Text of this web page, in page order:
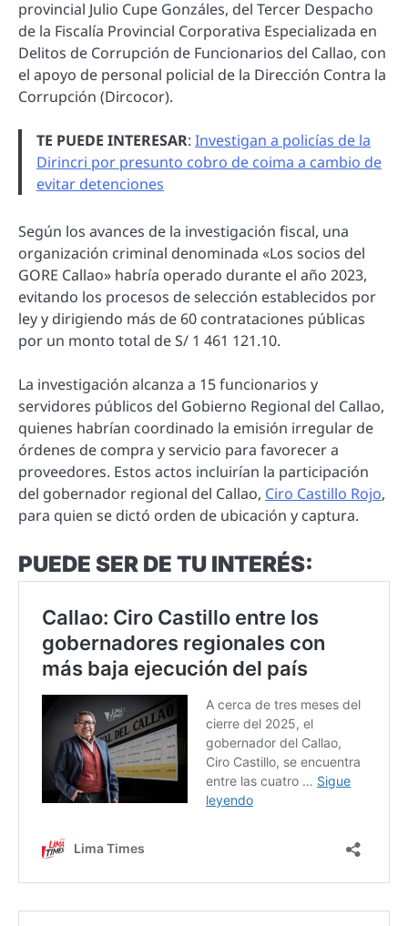
provincial Julio Cupe Gonzáles, del Tercer Despacho
de la Fiscalía Provincial Corporativa Especializada en
Delitos de Corrupción de Funcionarios del Callao, con
el apoyo de personal policial de la Dirección Contra la
Corrupción (Dircocor).
TE PUEDE INTERESAR: Investigan a policías de la
Dirincri por presunto cobro de coima a cambio de
evitar detenciones
Según los avances de la investigación fiscal, una
organización criminal denominada «Los socios del
GORE Callao» habría operado durante el año 2023,
evitando los procesos de selección establecidos por
ley y dirigiendo más de 60 contrataciones públicas
por un monto total de S/ 1 461 121.10.
La investigación alcanza a 15 funcionarios y
servidores públicos del Gobierno Regional del Callao,
quienes habrían coordinado la emisión irregular de
órdenes de compra y servicio para favorecer a
proveedores. Estos actos incluirían la participación
del gobernador regional del Callao, Ciro Castillo Rojo,
para quien se dictó orden de ubicación y captura.
PUEDE SER DE TU INTERÉS: